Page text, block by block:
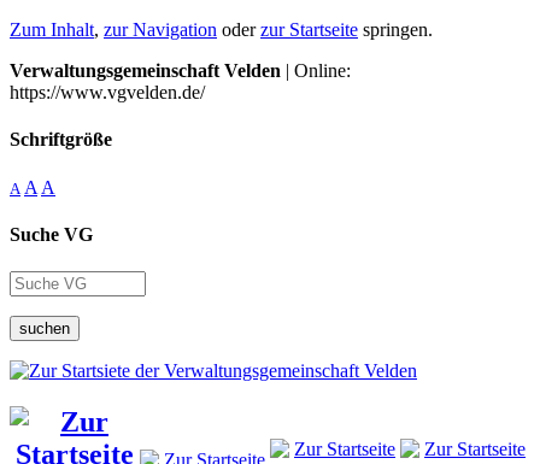
Zum Inhalt, zur Navigation oderzur Startseite springen.
Verwaltungsgemeinschaft Velden | Online:
https://www.vgvelden.de/
Schriftgröße
A A A
Suche VG
suchen